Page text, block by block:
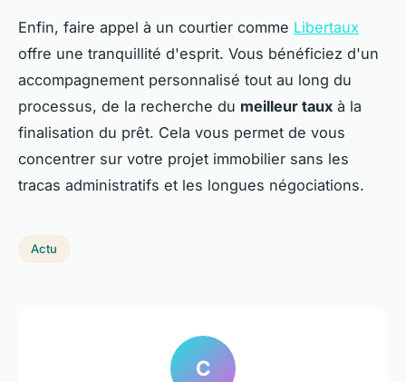
Enfin, faire appel à un courtier comme Libertaux
offre une tranquillité d'esprit. Vous bénéficiez d'un
accompagnement personnalisé tout au long du
processus, de la recherche du meilleur taux à la
finalisation du prêt. Cela vous permet de vous
concentrer sur votre projet immobilier sans les
tracas administratifs et les longues négociations.
Actu
C